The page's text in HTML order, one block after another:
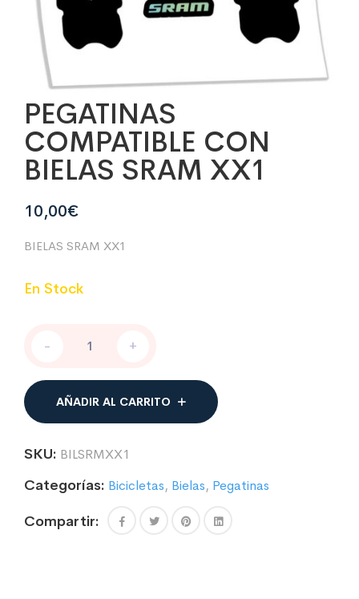
PEGATINAS
COMPATIBLE CON
BIELAS SRAM XX1
10,00€
BIELAS SRAM XX1
En Stock
COMPATIBLE
BIELAS
SRAM
XX1
- +
AÑADIR AL CARRITO
SKU: BILSRMXX1
Categorías: Bicicletas, Bielas, Pegatinas
Compartir: